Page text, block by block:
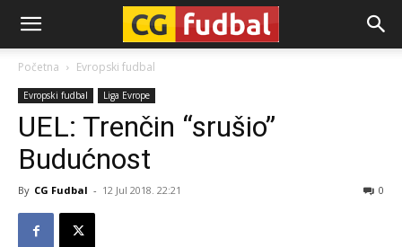
CG-
Fudbal
Početna Evropski fudbal
Evropski fudbal Liga Evrope
UEL: Trenčin “srušio”
Budućnost
By CG Fudbal - 12 Jul 2018. 22:21 0